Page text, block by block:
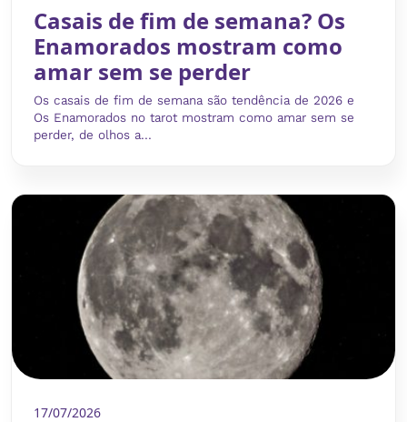
Casais de fim de semana? Os
Enamorados mostram como
amar sem se perder
Os casais de fim de semana são tendência de 2026 e
Os Enamorados no tarot mostram como amar sem se
perder, de olhos a...
17/07/2026